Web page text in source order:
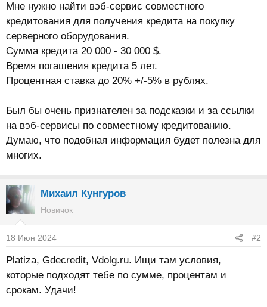
а
Мне нужно найти вэб-сервис совместного
кредитования для получения кредита на покупку
серверного оборудования.
Сумма кредита 20 000 - 30 000 $.
Время погашения кредита 5 лет.
Процентная ставка до 20% +/-5% в рублях.
Был бы очень признателен за подсказки и за ссылки
на вэб-сервисы по совместному кредитованию.
Думаю, что подобная информация будет полезна для
многих.
Михаил Кунгуров
Новичок
18 Июн 2024 #2
Platiza, Gdecredit, Vdolg.ru. Ищи там условия,
которые подходят тебе по сумме, процентам и
срокам. Удачи!